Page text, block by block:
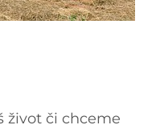
život či chceme